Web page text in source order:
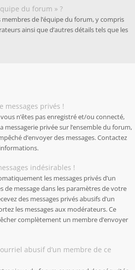
du forum » ?
de l’équipe du forum, y compris
ainsi que d’autres détails tels que les
messages privés !
n’êtes pas enregistré et/ou connecté,
messagerie privée sur l’ensemble du forum,
d’envoyer des messages. Contactez
indésirables !
les messages privés d’un
de message dans les paramètres de votre
des messages privés abusifs d’un
les messages aux modérateurs. Ce
complètement un membre d’envoyer
abusif d’un membre de ce